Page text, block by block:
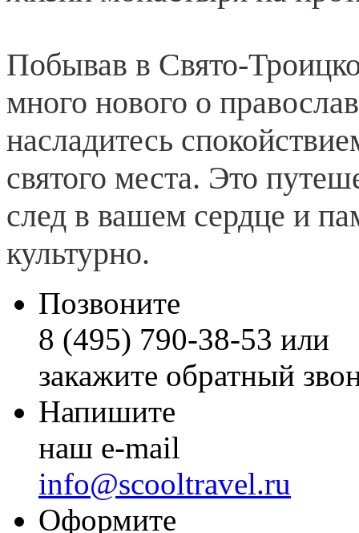
Побывав в Свято-
много нового о
насладитесь
святого места. Это
след в вашем сердце и
культурно.
Позвоните
8 (495) 790-38-53 или
закажите обратный
Напишите
наш e-mail
info@scooltravel.ru
Оформите